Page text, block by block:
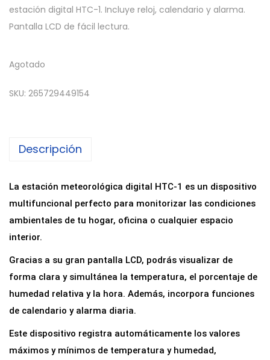
estación digital HTC-1. Incluye reloj, calendario y alarma.
Pantalla LCD de fácil lectura.
Agotado
SKU: 265729449154
Descripción
La estación meteorológica digital HTC-1 es un dispositivo
multifuncional perfecto para monitorizar las condiciones
ambientales de tu hogar, oficina o cualquier espacio
interior.
Gracias a su gran pantalla LCD, podrás visualizar de
forma clara y simultánea la temperatura, el porcentaje de
humedad relativa y la hora. Además, incorpora funciones
de calendario y alarma diaria.
Este dispositivo registra automáticamente los valores
máximos y mínimos de temperatura y humedad,